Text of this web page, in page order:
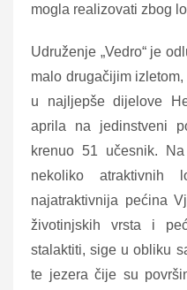
mogla realizovati zbog
Udruženje „Vedro“ je
malo drugačijim
u najljepše dijelove
aprila na jedinstveni
krenuo 51 učesnik.
nekoliko atraktivnih
najatraktivnija pećina
životinjskih vrsta i
stalaktiti, sige u obliku
te jezera čije su